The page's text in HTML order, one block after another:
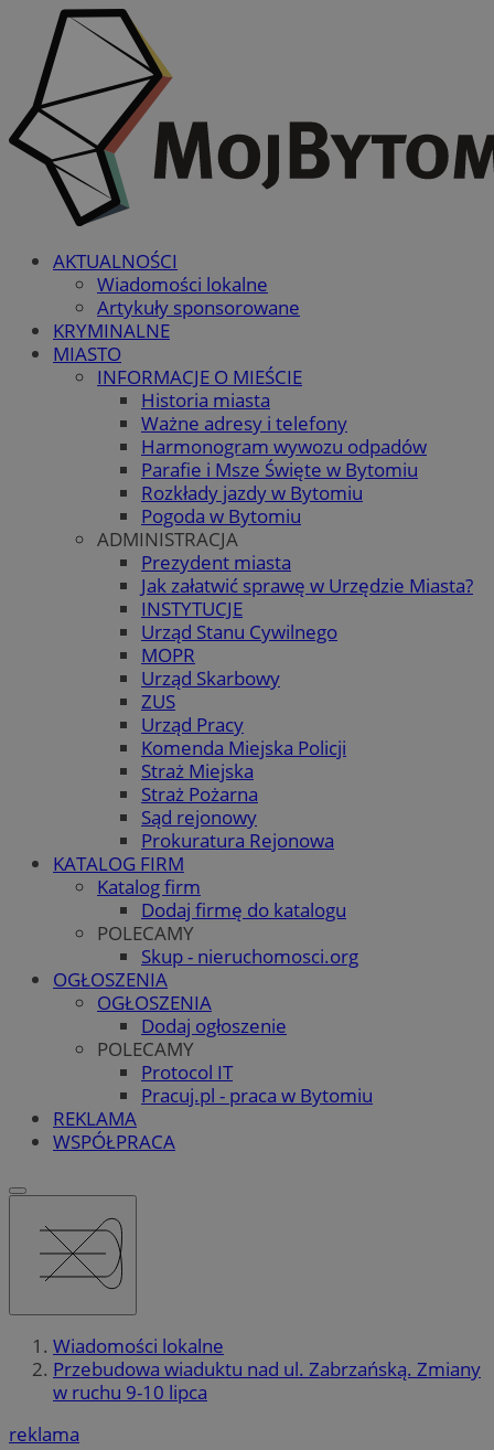
AKTUALNOŚCI
Wiadomości lokalne
Artykuły sponsorowane
KRYMINALNE
MIASTO
INFORMACJE O MIEŚCIE
Historia miasta
Ważne adresy i telefony
Harmonogram wywozu odpadów
Parafie i Msze Święte w Bytomiu
Rozkłady jazdy w Bytomiu
Pogoda w Bytomiu
ADMINISTRACJA
Prezydent miasta
Jak załatwić sprawę w Urzędzie Miasta?
INSTYTUCJE
Urząd Stanu Cywilnego
MOPR
Urząd Skarbowy
ZUS
Urząd Pracy
Komenda Miejska Policji
Straż Miejska
Straż Pożarna
Sąd rejonowy
Prokuratura Rejonowa
KATALOG FIRM
Katalog firm
Dodaj firmę do katalogu
POLECAMY
Skup - nieruchomosci.org
OGŁOSZENIA
OGŁOSZENIA
Dodaj ogłoszenie
POLECAMY
Protocol IT
Pracuj.pl - praca w Bytomiu
REKLAMA
WSPÓŁPRACA
Wiadomości lokalne
Przebudowa wiaduktu nad ul. Zabrzańską. Zmiany
w ruchu 9-10 lipca
reklama